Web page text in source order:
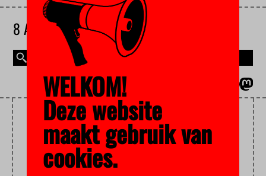
8 AUGUSTUS 2026
MUZIEK
WELKOM!
Deze website
maakt gebruik van
cookies.